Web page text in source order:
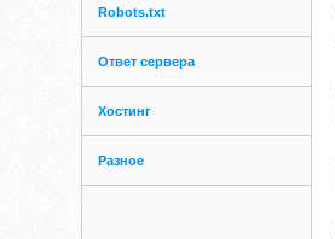
Robots.txt
Ответ сервера
Хостинг
Разное